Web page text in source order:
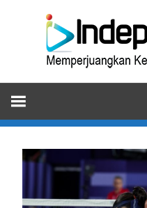
Memperjuangkan
Keadilan
dan
Kebenaran